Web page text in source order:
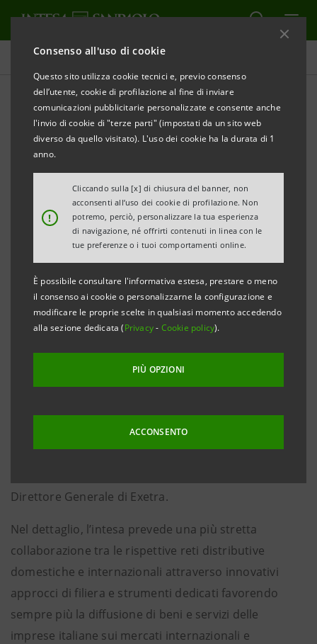
Consenso all'uso di cookie
Questo sito utilizza cookie tecnici e, previo consenso
dell’utente, cookie di profilazione al fine di inviare
comunicazioni pubblicitarie personalizzate e consente anche
l'invio di cookie di "terze parti" (impostati da un sito web
diverso da quello visitato). L'uso dei cookie ha la durata di 1
anno.
!
Cliccando sulla [x] di chiusura del banner, non
acconsenti all’uso dei cookie di profilazione. Non
potremo, perciò, personalizzare la tua esperienza
di navigazione, né offrirti contenuti in linea con le
tue preferenze o i tuoi comportamenti online.
È possibile consultare l'informativa estesa, prestare o meno
il consenso ai cookie o personalizzarne la configurazione e
modificare le proprie scelte in qualsiasi momento accedendo
alla sezione dedicata (Privacy- Cookie policy).
PIÙ OPZIONI
ACCONSENTO
Comunicati stampa
STAMPA AGGIORNA
SACE ed Exetra, un accordo per lo sviluppo del
processo di internazionalizzazione delle imprese
Si consolida sempre più la partnership tra il Gruppo
Intesa Sanpaolo e SACE per il sostegno, la crescita e
lo sviluppo all’estero delle PMI
Roma/Milano, 31 Maggio 2022– Firmato l’accordo tra
SACE, la società assicurativo-finanziaria italiana
specializzata nel sostegno alle imprese e al tessuto
economico nazionale, ed Exetra, la trading company
del Made in Italy tramite soluzioni di trade ed export,
a conferma di una forte collaborazione con l’obiettivo
di accompagnare le PMI italiane in ogni fase del
processo di crescita internazionale. L’accordo è stato
siglato da Giammarco Boccia, Head of Corporate
Direttore Generale di Exetra.
Nel dettaglio, l’intesa prevede una più stretta
collaborazione tra le rispettive reti distributive
domestiche e internazionali attraverso innovativi
approcci di filiera e strumenti dedicati favorendo
sempre più la diffusione di beni e servizi delle
imprese italiane sui mercati internazionali e